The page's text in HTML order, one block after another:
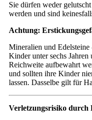
Sie dürfen weder
werden und sind
Achtung:
Mineralien und
Kinder unter sechs
Reichweite aufbewahrt
und sollten ihre Kinder
lassen. Dasselbe gilt für
Verletzungsrisiko durch